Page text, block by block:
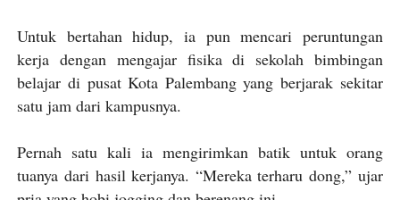
Untuk bertahan hidup, ia pun mencari peruntungan
kerja dengan mengajar fisika di sekolah bimbingan
belajar di pusat Kota Palembang yang berjarak sekitar
satu jam dari kampusnya.
Pernah satu kali ia mengirimkan batik untuk orang
tuanya dari hasil kerjanya. “Mereka terharu dong,” ujar